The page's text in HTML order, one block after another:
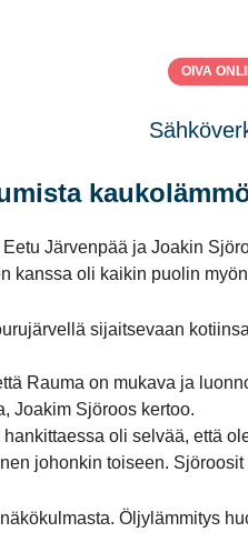
OIVA
oli kaikin puolin
sijaitsevaan
Rauma on mukava ja
Joakim Sjöroos kertoo.
oli selvää, että
johonkin toiseen.
Öljylämmitys